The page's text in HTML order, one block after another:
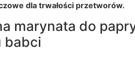
dla trwałości przetworów.
marynata do
babci